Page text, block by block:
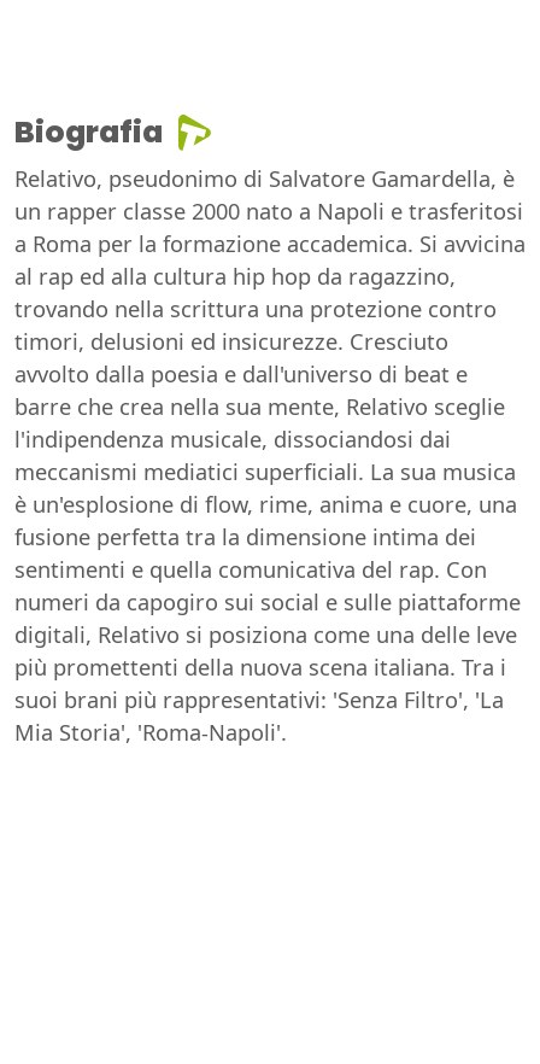
Biografia
Relativo, pseudonimo di Salvatore Gamardella, è
un rapper classe 2000 nato a Napoli e trasferitosi
a Roma per la formazione accademica. Si avvicina
al rap ed alla cultura hip hop da ragazzino,
trovando nella scrittura una protezione contro
timori, delusioni ed insicurezze. Cresciuto
avvolto dalla poesia e dall'universo di beat e
barre che crea nella sua mente, Relativo sceglie
l'indipendenza musicale, dissociandosi dai
meccanismi mediatici superficiali. La sua musica
è un'esplosione di flow, rime, anima e cuore, una
fusione perfetta tra la dimensione intima dei
sentimenti e quella comunicativa del rap. Con
numeri da capogiro sui social e sulle piattaforme
digitali, Relativo si posiziona come una delle leve
più promettenti della nuova scena italiana. Tra i
suoi brani più rappresentativi: 'Senza Filtro', 'La
Mia Storia', 'Roma-Napoli'.